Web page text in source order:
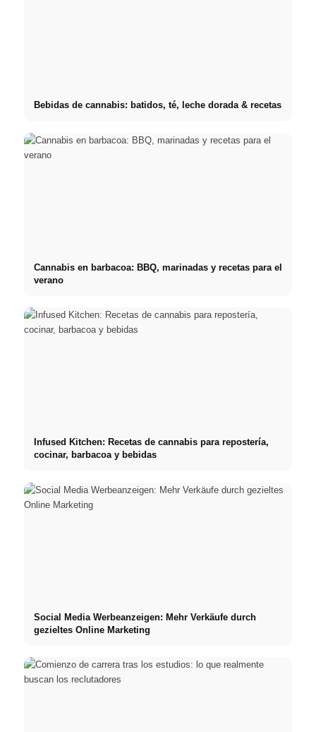
Bebidas de cannabis: batidos, té, leche dorada & recetas
Cannabis en barbacoa: BBQ, marinadas y recetas para el
verano
Infused Kitchen: Recetas de cannabis para repostería,
cocinar, barbacoa y bebidas
Social Media Werbeanzeigen: Mehr Verkäufe durch
gezieltes Online Marketing